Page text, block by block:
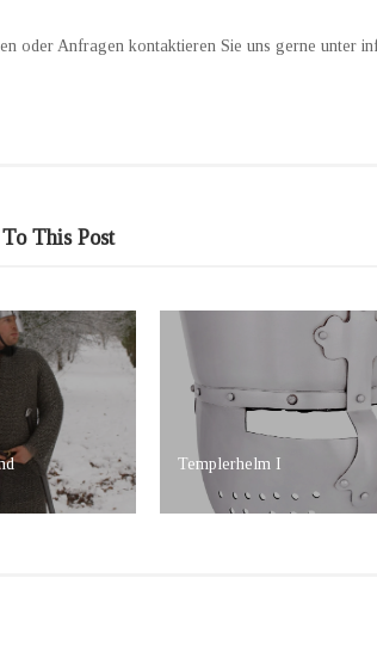
oder Anfragen kontaktieren Sie uns gerne unter
This Post
Templerhelm I